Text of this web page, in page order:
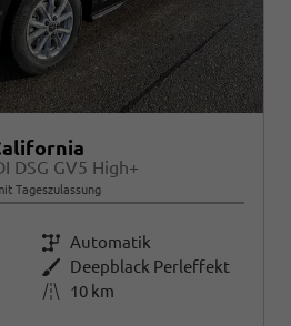
DSG GV5 High+
Tageszulassung
Getriebe Automatik
Außenfarbe Deepblack Perleffekt
Kilometerstand
10 km